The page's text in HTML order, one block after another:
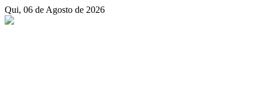
Qui, 06 de Agosto de 2026